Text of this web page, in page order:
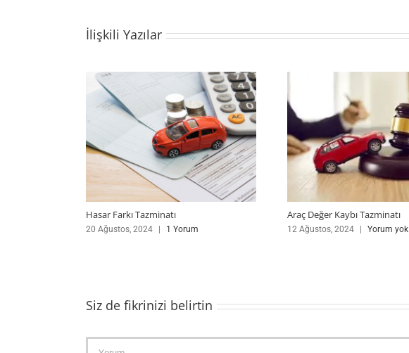
İlişkili Yazılar
Hasar Farkı Tazminatı
20 Ağustos, 2024 1 Yorum
Araç Değer Kaybı Tazminatı
12 Ağustos, 2024 Yorum yok
Siz de fikrinizi belirtin